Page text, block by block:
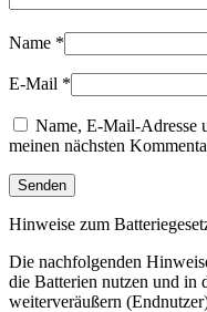
Name *
E-Mail *
Name, E-Mail-Adresse
meinen nächsten
Hinweise zum
Die nachfolgenden
die Batterien nutzen und in
weiterveräußern